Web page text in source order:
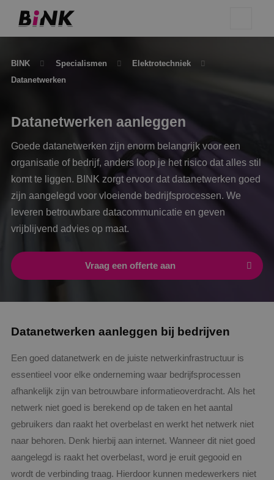
BINK Specialismen
Elektrotechniek
Datanetwerken
Datanetwerken aanleggen
Goede datanetwerken zijn enorm belangrijk voor een
organisatie of bedrijf, anders loop je het risico dat alles stil
komt te liggen. BINK zorgt ervoor dat datanetwerken goed
zijn aangelegd voor vloeiende bedrijfsprocessen. We
leveren betrouwbare datacommunicatie en geven
vrijblijvend advies op maat.
Vraag een offerte aan
Datanetwerken aanleggen bij bedrijven
Een goed datanetwerk en de juiste netwerkinfrastructuur is
essentieel voor elke onderneming waar bedrijfsprocessen
afhankelijk zijn van betrouwbare informatieoverdracht. Als het
netwerk niet goed is berekend op de taken en het aantal
gebruikers dan raakt het overbelast en werkt het netwerk niet
naar behoren. Denk hierbij aan internet. Wanneer dit niet goed
aangelegd is raakt het overbelast, word je eruit gegooid en
wordt de verbinding traag. Hierdoor kunnen medewerkers niet